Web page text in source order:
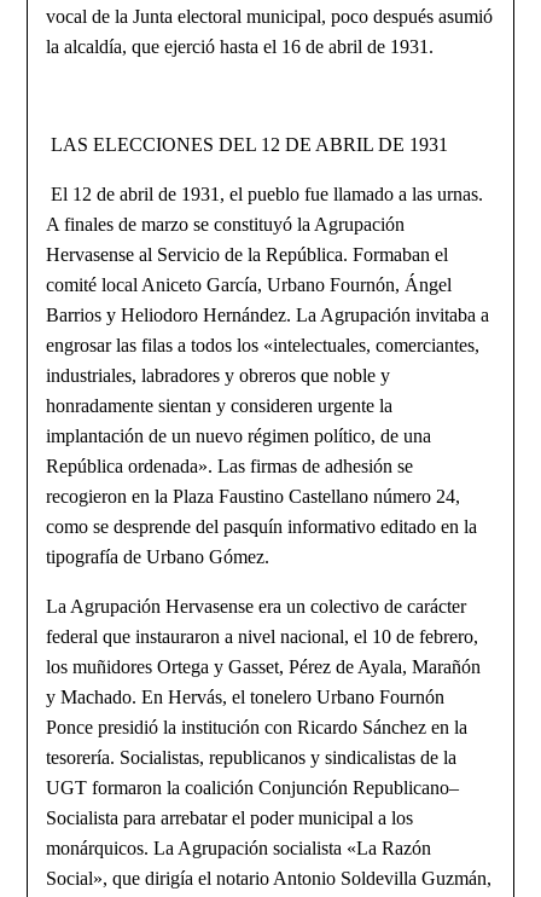
vocal de la Junta electoral municipal, poco después asumió
la alcaldía, que ejerció hasta el 16 de abril de 1931.
LAS ELECCIONES DEL 12 DE ABRIL DE 1931
El 12 de abril de 1931, el pueblo fue llamado a las urnas.
A finales de marzo se constituyó la Agrupación
Hervasense al Servicio de la República. Formaban el
comité local Aniceto García, Urbano Fournón, Ángel
Barrios y Heliodoro Hernández. La Agrupación invitaba a
engrosar las filas a todos los «intelectuales, comerciantes,
industriales, labradores y obreros que noble y
honradamente sientan y consideren urgente la
implantación de un nuevo régimen político, de una
República ordenada». Las firmas de adhesión se
recogieron en la Plaza Faustino Castellano número 24,
como se desprende del pasquín informativo editado en la
tipografía de Urbano Gómez.
La Agrupación Hervasense era un colectivo de carácter
federal que instauraron a nivel nacional, el 10 de febrero,
los muñidores Ortega y Gasset, Pérez de Ayala, Marañón
y Machado. En Hervás, el tonelero Urbano Fournón
Ponce presidió la institución con Ricardo Sánchez en la
tesorería. Socialistas, republicanos y sindicalistas de la
UGT formaron la coalición Conjunción Republicano–
Socialista para arrebatar el poder municipal a los
monárquicos. La Agrupación socialista «La Razón
Social», que dirigía el notario Antonio Soldevilla Guzmán,